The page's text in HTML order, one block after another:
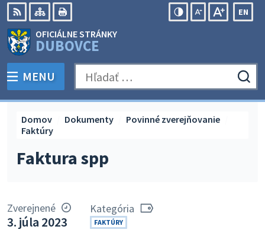
Preskočiť
na
obsah
RSS Mapa
EN
OFICIÁLNE STRÁNKY
DUBOVCE
PREPNÚŤ
MENU Hľadať:
Faktura spp
Domov Dokumenty
Povinné zverejňovanie
Faktúry
Zverejnené
3. júla 2023
Kategória
FAKTÚRY